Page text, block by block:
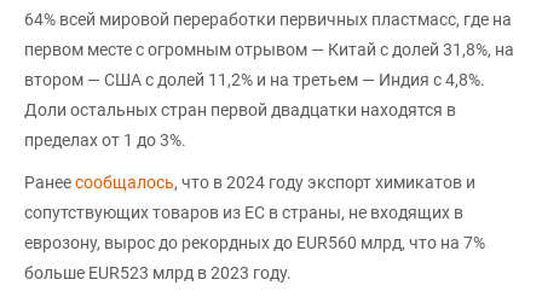
64% всей мировой переработки первичных пластмасс, где на
первом месте с огромным отрывом — Китай с долей 31,8%, на
втором — США с долей 11,2% и на третьем — Индия с 4,8%.
Доли остальных стран первой двадцатки находятся в
пределах от 1 до 3%.
Ранеесообщалось, что в 2024 году экспорт химикатов и
сопутствующих товаров из ЕС в страны, не входящих в
еврозону, вырос до рекордных до EUR560 млрд, что на 7%
больше EUR523 млрд в 2023 году.